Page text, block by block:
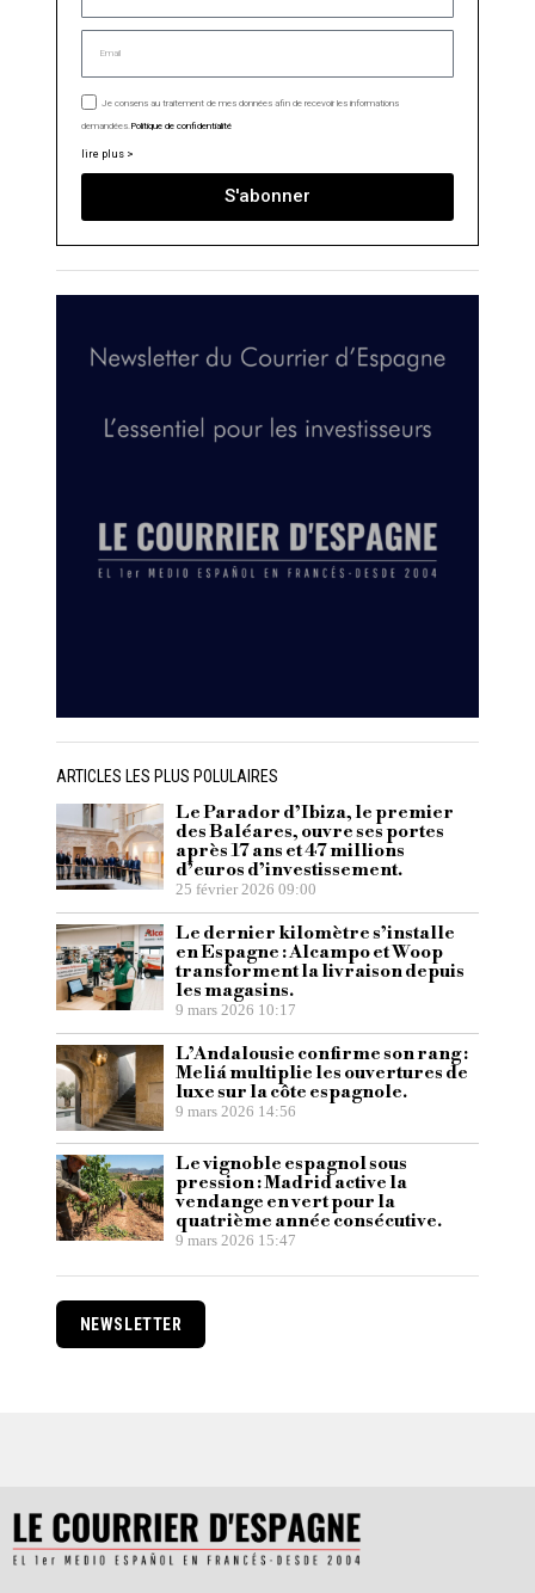
Je consens au traitement de mes données afin de recevoir les informations
demandées. Politique de confidentialité
lire plus >
S'abonner
ARTICLES LES PLUS POLULAIRES
Le Parador d’Ibiza, le premier
des Baléares, ouvre ses portes
après 17 ans et 47 millions
d’euros d’investissement.
25 février 2026 09:00
Le dernier kilomètre s’installe
en Espagne : Alcampo et Woop
transforment la livraison depuis
les magasins.
9 mars 2026 10:17
L’Andalousie confirme son rang :
Meliá multiplie les ouvertures de
luxe sur la côte espagnole.
9 mars 2026 14:56
Le vignoble espagnol sous
pression : Madrid active la
vendange en vert pour la
quatrième année consécutive.
9 mars 2026 15:47
NEWSLETTER